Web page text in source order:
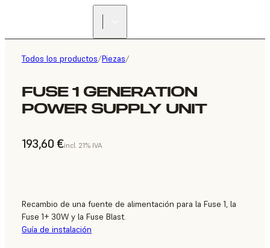
Todos los productos/Piezas/
FUSE 1 GENERATION
POWER SUPPLY UNIT
193,60 €incl. 21% IVA
Recambio de una fuente de alimentación para la Fuse 1, la
Fuse 1+ 30W y la Fuse Blast.
Guía de instalación